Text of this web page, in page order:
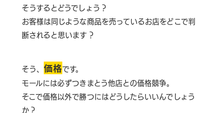
そうするとどうでしょう？
お客様は同じような商品を売っているお店をどこで判
断されると思います？
そう、価格です。
モールには必ずつきまとう他店との価格競争。
そこで価格以外で勝つにはどうしたらいいんでしょう
か？